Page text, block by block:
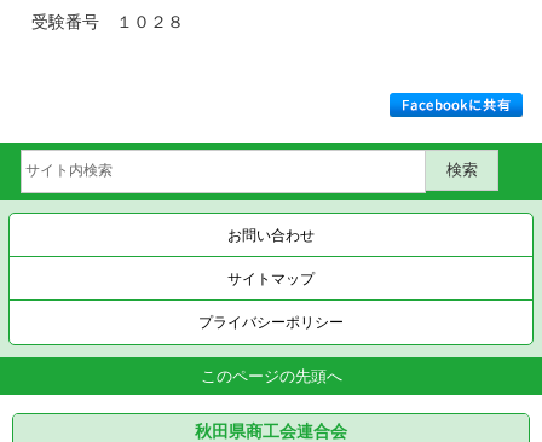
受験番号 １０２８
お問い合わせ
サイトマップ
プライバシーポリシー
このページの先頭へ
秋田県商工会連合会